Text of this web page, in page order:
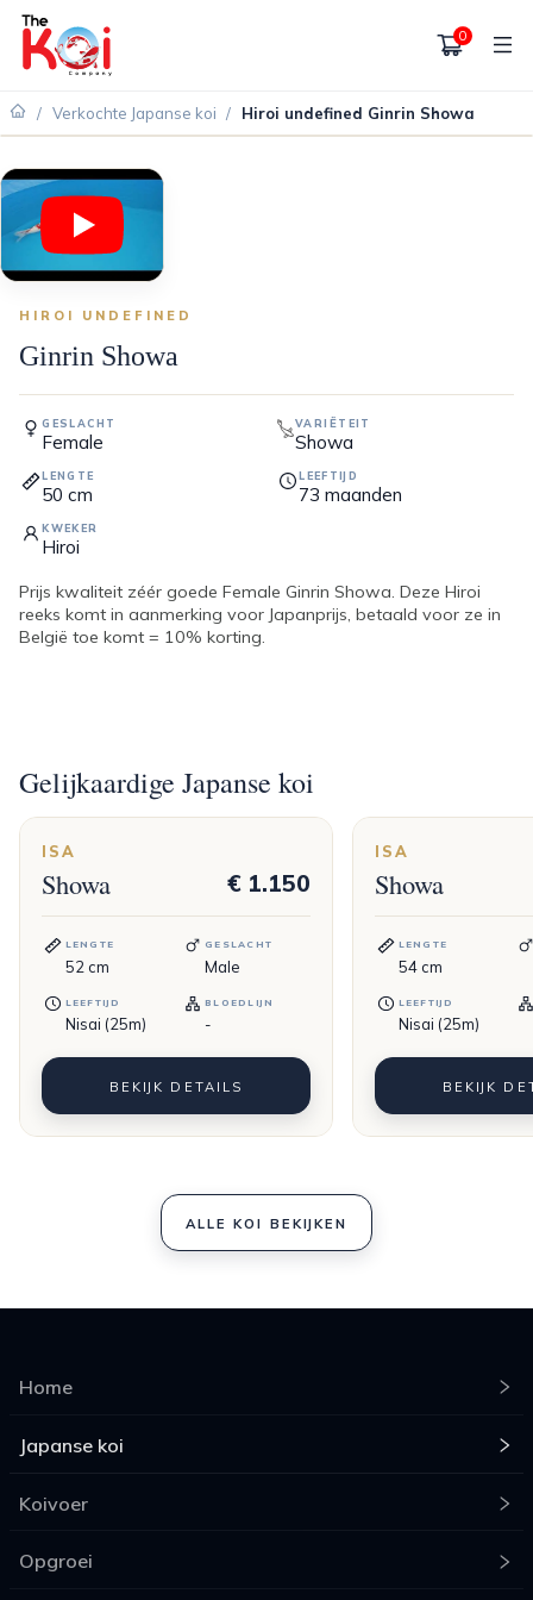
0
/ Verkochte Japanse koi / Hiroi undefined Ginrin Showa
VERKOCHT
HIROI UNDEFINED
Ginrin Showa
GESLACHT
Female
VARIËTEIT
Showa
LENGTE
50 cm
LEEFTIJD
73 maanden
KWEKER
Hiroi
Prijs kwaliteit zéér goede Female Ginrin Showa. Deze Hiroi
reeks komt in aanmerking voor Japanprijs, betaald voor ze in
België toe komt = 10% korting.
Gelijkaardige Japanse koi
ISA
Showa € 1.150
LENGTE
52 cm
GESLACHT
Male
LEEFTIJD
Nisai (25m)
BLOEDLIJN
-
BEKIJK DETAILS
ISA
Showa
LENGTE
54cm
LEEFTIJD
Nisai (25m)
BEKIJK
ALLE KOI BEKIJKEN
Home
Japanse koi
Koivoer
Opgroei